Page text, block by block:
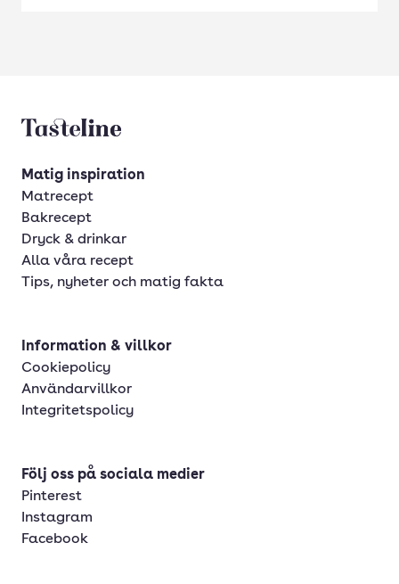
Tasteline startsida
Matig inspiration
Matrecept
Bakrecept
Dryck & drinkar
Alla våra recept
Tips, nyheter och matig fakta
Information & villkor
Cookiepolicy
Användarvillkor
Integritetspolicy
Följ oss på sociala medier
Pinterest
Instagram
Facebook